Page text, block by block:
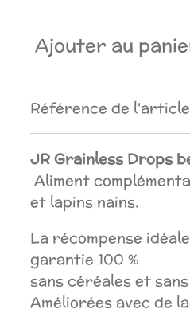
Ajouter au
Référence de
JR Grainless Drops
Aliment
et lapins nains.
La récompense
garantie 100 %
sans céréales et
Améliorées avec de